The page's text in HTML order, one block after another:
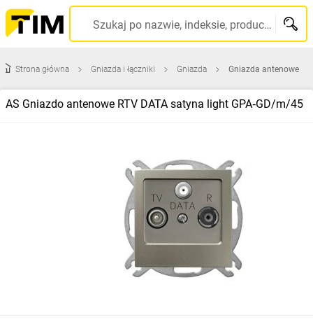
Szukaj po nazwie, indeksie, producencie, kodzie kreskowym...
Strona główna Gniazda i łączniki Gniazda Gniazda antenowe
AS Gniazdo antenowe RTV DATA satyna light GPA‑GD/m/45